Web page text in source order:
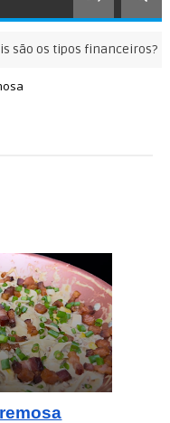
os tipos financeiros?